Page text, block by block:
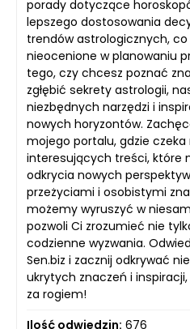
porady dotyczące
lepszego dostosowania
trendów astrologicznych,
nieocenione w planowaniu
tego, czy chcesz poznać
zgłębić sekrety astrologii,
niezbędnych narzędzi i
nowych horyzontów.
mojego portalu, gdzie czeka
interesujących treści, które
odkrycia nowych
przeżyciami i osobistymi
możemy wyruszyć w
pozwoli Ci zrozumieć nie
codzienne wyzwania.
Sen.biz i zacznij odkrywać
ukrytych znaczeń i
za rogiem!
Ilość odwiedzin: 676